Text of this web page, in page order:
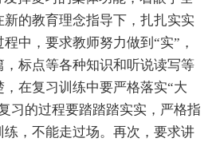
的教育理念指导下，扎扎实实
中，要求教师努力做到“实”，
标点等各种知识和听说读写等
在复习训练中要严格落实“大
习的过程要踏踏踏实实，严格指
，不能走过场。再次，要求讲